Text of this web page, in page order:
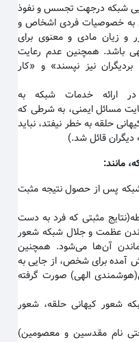
شبکه درجهت تجسس و نفوذ
به خصوصیات فردی اشخاص و
زیان مادی و معنوی برای
باشد. همچنین عدم رعایت
نیز نپسند» و «کار
خدمات شبکه به
مسائل ایمنی، به شرطی که
حلقه به خطر نیفتد، نباید
قائل شد.)
:
پس از حصول نتیجه مثبت
مثبتی که فرد به دست
عظمت و جلال شبکه شعور
آن‌ها می‌شود. همچنین
آمده برای شخص، از جایی به
الهی) صورت گرفته
شعور کیهانی حلقه، شعور
نام مقدسین و معصومین)